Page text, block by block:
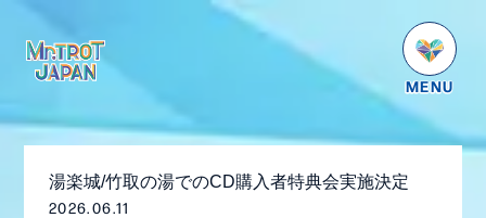
NEWS
SCHEDULE
湯楽城/竹取の湯でのCD購入者特典会実施決定
2026.06.11